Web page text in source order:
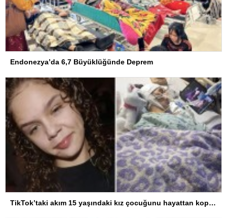
Endonezya’da 6,7 Büyüklüğünde Deprem
TikTok’taki akım 15 yaşındaki kız çocuğunu hayattan kopardı